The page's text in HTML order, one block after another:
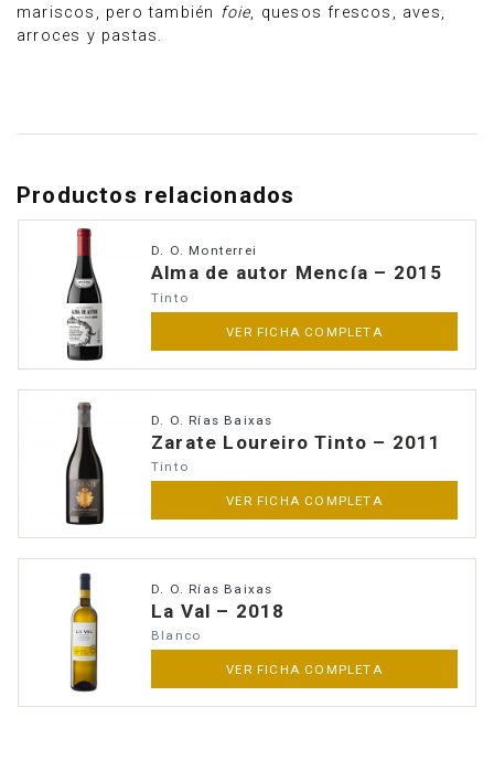
mariscos, pero también foie, quesos frescos, aves,
arroces y pastas.
Productos relacionados
D. O. Monterrei
Alma de autor Mencía – 2015
Tinto
VER FICHA COMPLETA
D. O. Rías Baixas
Zarate Loureiro Tinto – 2011
Tinto
VER FICHA COMPLETA
D. O. Rías Baixas
La Val – 2018
Blanco
VER FICHA COMPLETA